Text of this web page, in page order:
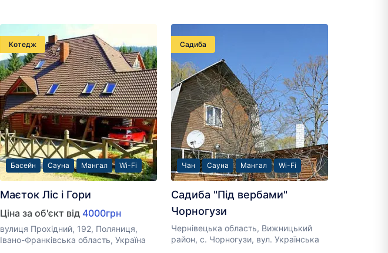
Котедж
Басейн Сауна Мангал Wi-Fi
Маєток Ліс і Гори
Ціна за об'єкт від 4000грн
вулиця Прохідний, 192, Поляниця,
Івано-Франківська область, Україна
Садиба
Чан Сауна Мангал Wi-Fi
Садиба "Під вербами"
Чорногузи
Чернівецька область, Вижницький
район, с. Чорногузи, вул. Українська